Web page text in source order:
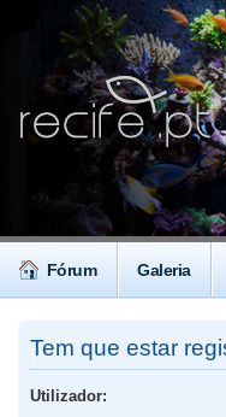
Fórum Galeria
Tem que estar
Utilizador: